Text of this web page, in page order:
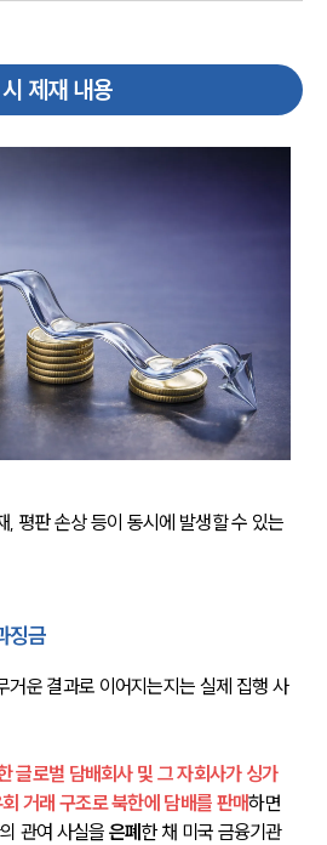
제재 내용
, 평판 손상 등이 동시에 발생할 수 있는
징금
거운 결과로 이어지는지는 실제 집행 사
글로벌 담배회사 및 그 자회사가 싱가
거래 구조로 북한에 담배를 판매하면
관여 사실을 은폐한 채 미국 금융기관